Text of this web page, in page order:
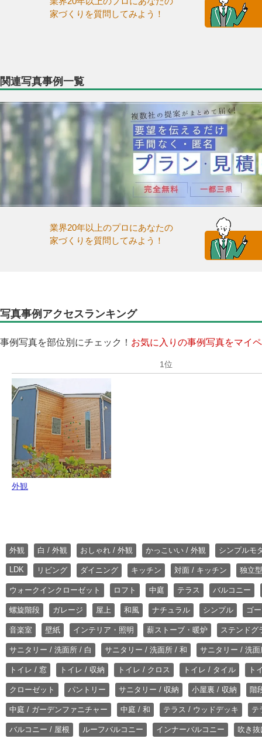
家づくりを質問してみよう！
関連写真事例一覧
業界20年以上のプロにあなたの
家づくりを質問してみよう！
写真事例アクセスランキング
事例写真を部位別にチェック！ お気に入りの事例写真をマイ
外観
外観 白 / 外観 おしゃれ / 外観 かっこいい / 外観 シンプルモ
LDK リビング ダイニング キッチン 対面 / キッチン 独立
ウォークインクローゼット ロフト 中庭 テラス バルコニー
螺旋階段 ガレージ 屋上 和風 ナチュラル シンプル ゴ
音楽室 壁紙 インテリア・照明 薪ストーブ・暖炉 ステンドグ
サニタリー / 洗面所 / 白 サニタリー / 洗面所 / 和 サニタリー / 洗
トイレ / 窓 トイレ / 収納 トイレ / クロス トイレ / タイル ト
クローゼット パントリー サニタリー / 収納 小屋裏 / 収納 階
中庭 / ガーデンファニチャー 中庭 / 和 テラス / ウッドデッキ テ
バルコニー / 屋根 ルーフバルコニー インナーバルコニー 吹き